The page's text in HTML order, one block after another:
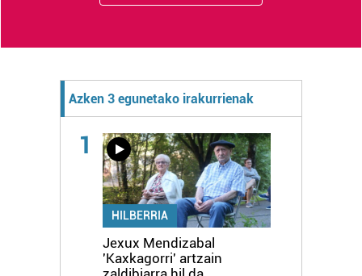
Azken 3 egunetako irakurrienak
1
HILBERRIA
Jexux Mendizabal
'Kaxkagorri' artzain